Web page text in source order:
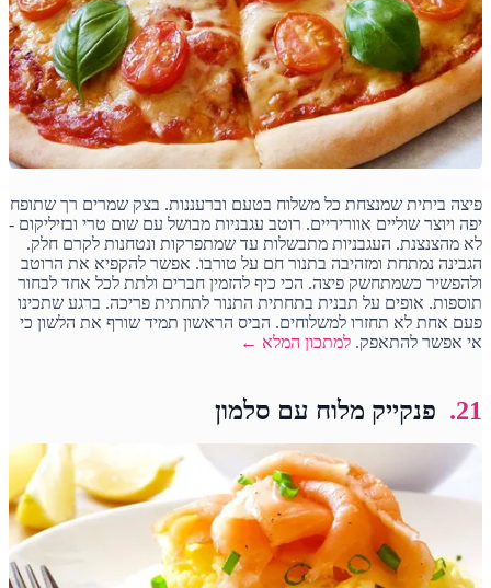
פיצה ביתית שמנצחת כל משלוח בטעם וברעננות. בצק שמרים רך שתופח
יפה ויוצר שוליים אווריריים. רוטב עגבניות מבושל עם שום טרי ובזיליקום -
לא מהצנצנת. העגבניות מתבשלות עד שמתפרקות ונטחנות לקרם חלק.
הגבינה נמתחת ומזהיבה בתנור חם על טורבו. אפשר להקפיא את הרוטב
ולהפשיר כשמתחשק פיצה. הכי כיף להזמין חברים ולתת לכל אחד לבחור
תוספות. אופים על תבנית בתחתית התנור לתחתית פריכה. ברגע שתכינו
פעם אחת לא תחזרו למשלוחים. הביס הראשון תמיד שורף את הלשון כי
אי אפשר להתאפק.למתכון המלא ←
21. פנקייק מלוח עם סלמון